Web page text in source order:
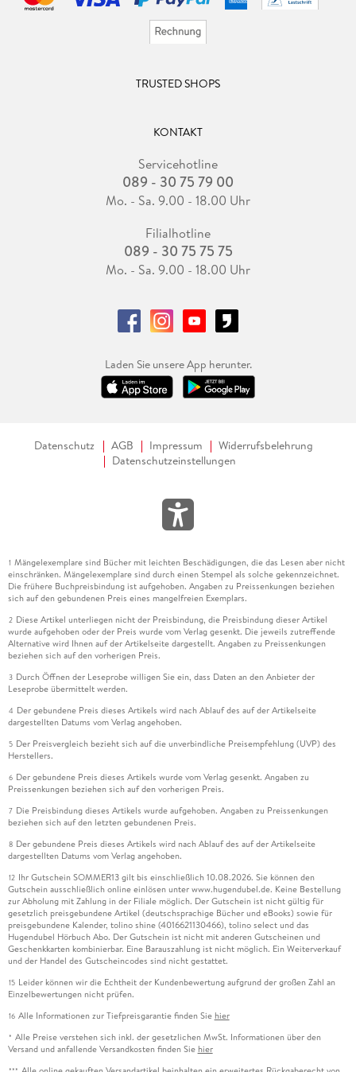
TRUSTED SHOPS
KONTAKT
Servicehotline
089 - 30 75 79 00
Mo. - Sa. 9.00 - 18.00 Uhr
Filialhotline
089 - 30 75 75 75
Mo. - Sa. 9.00 - 18.00 Uhr
Laden Sie unsere App herunter.
Datenschutz AGB Impressum
Widerrufsbelehrung
Datenschutzeinstellungen
1 Mängelexemplare sind Bücher mit leichten Beschädigungen, die das Lesen aber nicht
einschränken. Mängelexemplare sind durch einen Stempel als solche gekennzeichnet.
Die frühere Buchpreisbindung ist aufgehoben. Angaben zu Preissenkungen beziehen
sich auf den gebundenen Preis eines mangelfreien Exemplars.
2 Diese Artikel unterliegen nicht der Preisbindung, die Preisbindung dieser Artikel
wurde aufgehoben oder der Preis wurde vom Verlag gesenkt. Die jeweils zutreffende
Alternative wird Ihnen auf der Artikelseite dargestellt. Angaben zu Preissenkungen
beziehen sich auf den vorherigen Preis.
3 Durch Öffnen der Leseprobe willigen Sie ein, dass Daten an den Anbieter der
Leseprobe übermittelt werden.
4 Der gebundene Preis dieses Artikels wird nach Ablauf des auf der Artikelseite
dargestellten Datums vom Verlag angehoben.
5 Der Preisvergleich bezieht sich auf die unverbindliche Preisempfehlung (UVP) des
Herstellers.
6 Der gebundene Preis dieses Artikels wurde vom Verlag gesenkt. Angaben zu
Preissenkungen beziehen sich auf den vorherigen Preis.
7 Die Preisbindung dieses Artikels wurde aufgehoben. Angaben zu Preissenkungen
beziehen sich auf den letzten gebundenen Preis.
8 Der gebundene Preis dieses Artikels wird nach Ablauf des auf der Artikelseite
dargestellten Datums vom Verlag angehoben.
12 Ihr Gutschein SOMMER13 gilt bis einschließlich 10.08.2026. Sie können den
Gutschein ausschließlich online einlösen unter www.hugendubel.de. Keine Bestellung
zur Abholung mit Zahlung in der Filiale möglich. Der Gutschein ist nicht gültig für
gesetzlich preisgebundene Artikel (deutschsprachige Bücher und eBooks) sowie für
preisgebundene Kalender, tolino shine (4016621130466), tolino select und das
Hugendubel Hörbuch Abo. Der Gutschein ist nicht mit anderen Gutscheinen und
Geschenkkarten kombinierbar. Eine Barauszahlung ist nicht möglich. Ein Weiterverkauf
und der Handel des Gutscheincodes sind nicht gestattet.
15 Leider können wir die Echtheit der Kundenbewertung aufgrund der großen Zahl an
Einzelbewertungen nicht prüfen.
16 Alle Informationen zur Tiefpreisgarantie finden Sie hier
* Alle Preise verstehen sich inkl. der gesetzlichen MwSt. Informationen über den
Versand und anfallende Versandkosten finden Sie hier